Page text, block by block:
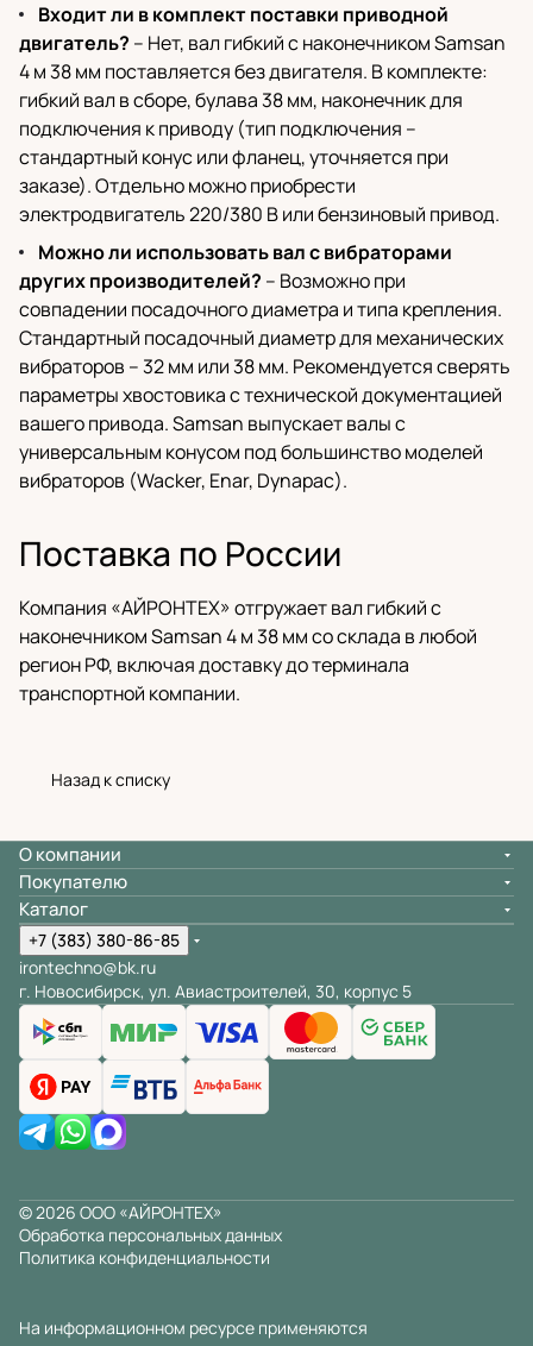
Входит ли в комплект поставки приводной
двигатель? – Нет, вал гибкий с наконечником Samsan
4 м 38 мм поставляется без двигателя. В комплекте:
гибкий вал в сборе, булава 38 мм, наконечник для
подключения к приводу (тип подключения –
стандартный конус или фланец, уточняется при
заказе). Отдельно можно приобрести
электродвигатель 220/380 В или бензиновый привод.
Можно ли использовать вал с вибраторами
других производителей? – Возможно при
совпадении посадочного диаметра и типа крепления.
Стандартный посадочный диаметр для механических
вибраторов – 32 мм или 38 мм. Рекомендуется сверять
параметры хвостовика с технической документацией
вашего привода. Samsan выпускает валы с
универсальным конусом под большинство моделей
вибраторов (Wacker, Enar, Dynapac).
Поставка по России
Компания «АЙРОНТЕХ» отгружает вал гибкий с
наконечником Samsan 4 м 38 мм со склада в любой
регион РФ, включая доставку до терминала
транспортной компании.
Назад к списку
О компании
Покупателю
Каталог
+7 (383) 380-86-85
irontechno@bk.ru
г. Новосибирск, ул. Авиастроителей, 30, корпус 5
© 2026 ООО «АЙРОНТЕХ»
Обработка персональных данных
Политика конфиденциальности
На информационном ресурсе применяются